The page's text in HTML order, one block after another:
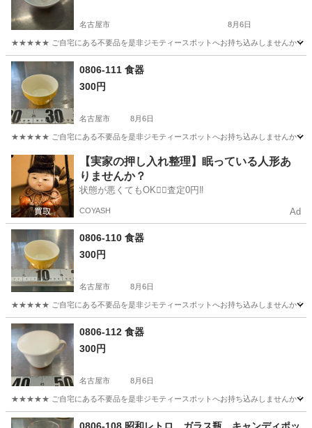
名古屋市 8月6日
★★★★★ ご自宅にある不要品を是非ジモティースポットへお持ち込みしませんか？
愛知 名古屋市 茶碗
0806-111 食器
300円
名古屋市 8月6日
★★★★★ ご自宅にある不要品を是非ジモティースポットへお持ち込みしませんか？
愛知 名古屋市 食器 現地
【実家の押し入れ整理】眠っている人形あ
りませんか？
状態が悪くてもOK🙆‍♀️査定0円‼️
COYASH Ad
0806-110 食器
300円
名古屋市 8月6日
★★★★★ ご自宅にある不要品を是非ジモティースポットへお持ち込みしませんか？
愛知 名古屋市 現地
0806-112 食器
300円
名古屋市 8月6日
★★★★★ ご自宅にある不要品を是非ジモティースポットへお持ち込みしませんか？
愛知 名古屋市 現地